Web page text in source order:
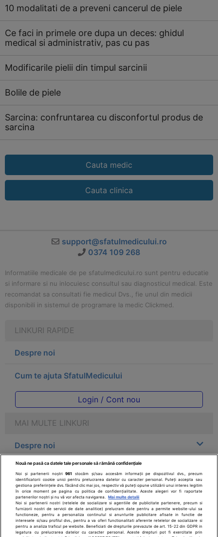
10 modalitati de a preveni cancerul de piele
Ce faci in primele ore dupa un deces: ghidul
medical si administrativ, pas cu pas
Modificarile pielii din timpul sarcinii
Bolile de piele
Sarcina: confruntarea cu disconfortul produs de
sarcina
Cauta medic
Cauta clinica
support@sfatulmedicului.ro
0374 109 268
Informatiile medicale de pe sfatulmedicului.ro sunt pentru educatie
si informare si nu inlocuiesc consultul sau diagnosticul medical. Este
recomandat sa consultati fie medicul Dvs., fie unul din medicii
disponibili in sistemul de programare la medic Clickmed.
LINKURI RAPIDE
Despre noi
Cum te ajuta SfatulMedicului
Login / Cont nou
MAI MULTE LINKURI
Despre noi
Legal
Drepturile consumatorului
Parteneri
Nouă ne pasă ca datele tale personale să rămână confidențiale
Noi și partenerii noștri961
stocăm și/sau accesăm informații pe dispozitivul dvs., precum
identificatorii cookie unici pentru prelucrarea datelor cu caracter personal. Puteți accepta sau
gestiona preferințele dvs. făcând clic mai jos, respectiv vă puteți opune utilizării unui interes legitim
în orice moment pe pagina cu politica de confidențialitate. Aceste alegeri vor fi raportate
partenerilor noștri și nu vă vor afecta navigarea.
Mai multe detalii
Noi si partenerii nostri (retelele de socializare si agentiile de publicitate partenere, precum si
furnizorii nostri de servicii de date analitice) prelucram date pentru a permite website-ului sa
functioneze, pentru a personaliza continutul si anunturile publicitare afisate in functie de
interesele si/sau profilul dvs., pentru a va oferi functionalitati aferente retelelor de socializare si
pentru a analiza traficul pe website. Beneficiati de drepturile prevazute de art. 15-22 din GDPR in
legatura cu prelucrarea datelor cu caracter personal. Aceste drepturi pot fi exercitate prin